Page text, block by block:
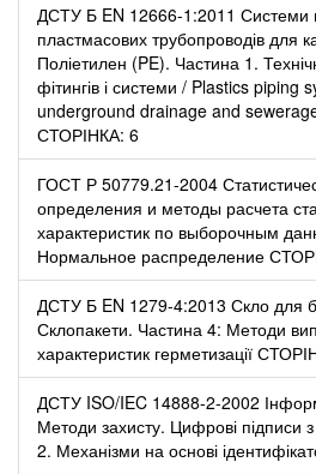
ДСТУ Б EN 12666-1:2011 Системи
пластмасових трубопроводів для
Поліетилен (PE). Частина 1.
фітингів і системи / Plastics
underground drainage and
СТОРІНКА: 6
ГОСТ Р 50779.21-2004
определения и методы расчета
характеристик по выборочным
Нормальное распределение
ДСТУ Б EN 1279-4:2013 Скло для
Склопакети. Частина 4: Методи
характеристик герметизації
ДСТУ ISO/IEC 14888-2-2002
Методи захисту. Цифрові підписи
2. Механізми на основі